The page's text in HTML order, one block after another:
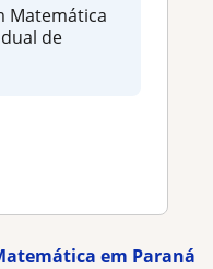
Matemática
de
em Paraná